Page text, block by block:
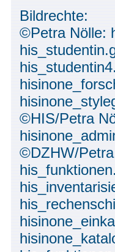
Bildrechte:
©Petra Nölle:
©HIS/Petra
©DZHW/